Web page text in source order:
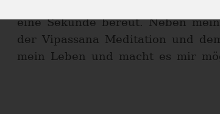
eine Sekunde bereut. Neben
der Vipassana Meditation und
mein Leben und macht es mir